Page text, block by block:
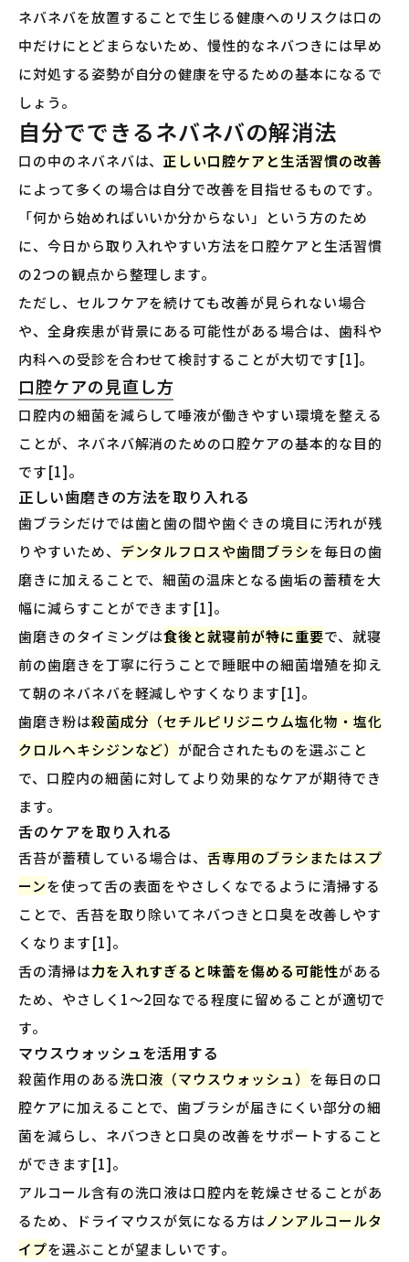
ネバネバを放置することで生じる健康へのリスクは口の
中だけにとどまらないため、慢性的なネバつきには早め
に対処する姿勢が自分の健康を守るための基本になるで
しょう。
自分でできるネバネバの解消法
口の中のネバネバは、正しい口腔ケアと生活習慣の改善
によって多くの場合は自分で改善を目指せるものです。
「何から始めればいいか分からない」という方のため
に、今日から取り入れやすい方法を口腔ケアと生活習慣
の2つの観点から整理します。
ただし、セルフケアを続けても改善が見られない場合
や、全身疾患が背景にある可能性がある場合は、歯科や
内科への受診を合わせて検討することが大切です[1]。
口腔ケアの見直し方
口腔内の細菌を減らして唾液が働きやすい環境を整える
ことが、ネバネバ解消のための口腔ケアの基本的な目的
です[1]。
正しい歯磨きの方法を取り入れる
歯ブラシだけでは歯と歯の間や歯ぐきの境目に汚れが残
りやすいため、 デンタルフロスや歯間ブラシを毎日の歯
磨きに加えることで、細菌の温床となる歯垢の蓄積を大
幅に減らすことができます[1]。
歯磨きのタイミングは食後と就寝前が特に重要で、就寝
前の歯磨きを丁寧に行うことで睡眠中の細菌増殖を抑え
て朝のネバネバを軽減しやすくなります[1]。
歯磨き粉は殺菌成分（セチルピリジニウム塩化物・塩化
クロルヘキシジンなど） が配合されたものを選ぶこと
で、口腔内の細菌に対してより効果的なケアが期待でき
ます。
舌のケアを取り入れる
舌苔が蓄積している場合は、舌専用のブラシまたはスプ
ーンを使って舌の表面をやさしくなでるように清掃する
ことで、舌苔を取り除いてネバつきと口臭を改善しやす
くなります[1]。
舌の清掃は力を入れすぎると味蕾を傷める可能性がある
ため、やさしく1〜2回なでる程度に留めることが適切で
す。
マウスウォッシュを活用する
殺菌作用のある洗口液（マウスウォッシュ） を毎日の口
腔ケアに加えることで、歯ブラシが届きにくい部分の細
菌を減らし、ネバつきと口臭の改善をサポートすること
ができます[1]。
アルコール含有の洗口液は口腔内を乾燥させることがあ
るため、ドライマウスが気になる方はノンアルコールタ
イプを選ぶことが望ましいです。